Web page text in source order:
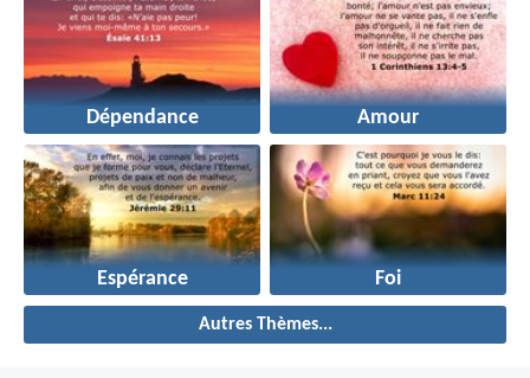
Dépendance Amour
Espérance Foi
Autres Thèmes...